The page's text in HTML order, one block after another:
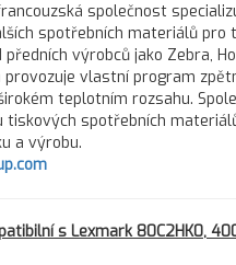
společnost
spotřebních materiálů pro
výrobců jako Zebra,
vlastní program
teplotním rozsahu.
spotřebních
a výrobu.
s Lexmark 80C2HK0,